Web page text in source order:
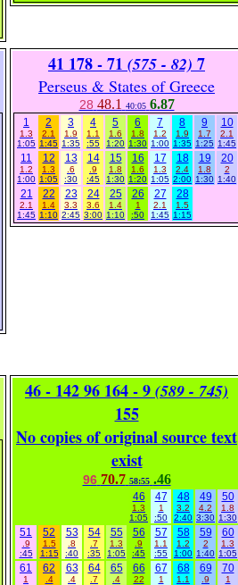
41 178 - 71 (575 - 82) 7
Perseus & States of Greece
28 48.1 40:05 6.87
1
1.3
1:05
2
2.1
1:45
3
1.9
1:35
4
1.1
:55
5
1.6
1:20
6
1.8
1:30
7
1.2
1:00
8
1.9
1:35
9
1.7
1:25
10
2.1
1:45
11
1.2
1:00
12
1.3
1:05
13
.6
:30
14
.9
:45
15
1.8
1:30
16
1.6
1:20
17
1.3
1:05
18
2.4
2:00
19
1.8
1:30
20
2
1:40
21
2.1
1:45
22
1.4
1:10
23
3.3
2:45
24
3.6
3:00
25
1.4
1:10
26
1
:50
27
2.1
1:45
28
1.5
1:15
46 - 142 96 164 - 9 (589 - 745)
155
No copies of original source text
exist
96 70.7 58:55 .46
46
1.3
1:05
47
1
:50
48
3.2
2:40
49
4.2
3:30
50
1.8
1:30
51
.9
:45
52
1.5
1:15
53
.8
:40
54
.7
:35
55
1.3
1:05
56
.9
:45
57
1.1
:55
58
1.2
1:00
59
2
1:40
60
1.3
1:05
61
1
62
.4
63
.4
64
.7
65
.4
66
22
67
1
68
1.1
69
.9
70
1